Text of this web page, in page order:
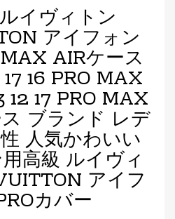
イヴィトン
アイフォン
MAX AIRケース
16 PRO MAX
12 17 PRO MAX
ブランド レデ
人気かわいい
高級 ルイヴィ
アイフ
カバー